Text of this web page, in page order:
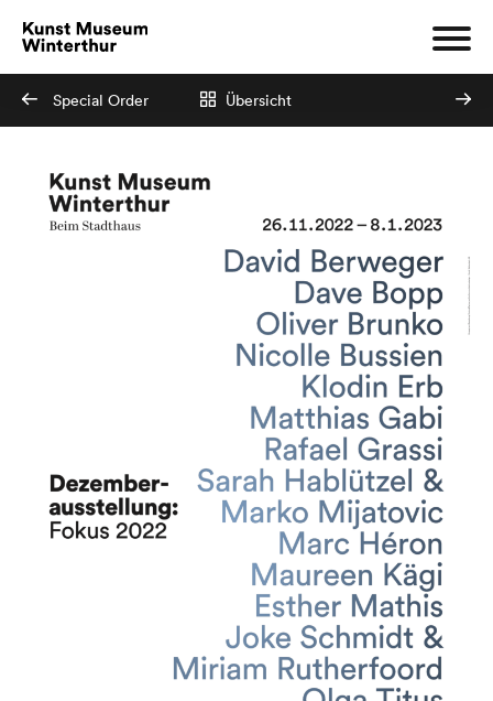
Special Order Übersicht